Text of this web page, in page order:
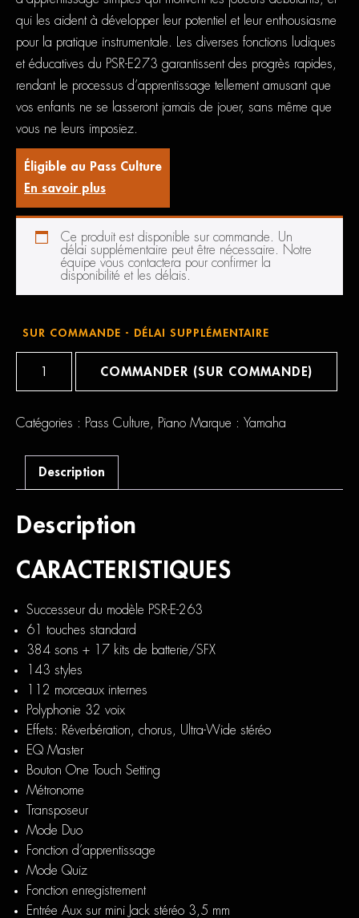
qui les aident à développer leur potentiel et leur enthousiasme
pour la pratique instrumentale. Les diverses fonctions ludiques
et éducatives du PSR-E273 garantissent des progrès rapides,
rendant le processus d’apprentissage tellement amusant que
vos enfants ne se lasseront jamais de jouer, sans même que
vous ne leurs imposiez.
Éligible au Pass Culture
En savoir plus
Ce produit est disponible sur commande. Un
délai supplémentaire peut être nécessaire. Notre
équipe vous contactera pour confirmer la
disponibilité et les délais.
SUR COMMANDE - DÉLAI SUPPLÉMENTAIRE
COMMANDER (SUR COMMANDE)
Catégories : Pass Culture Piano Marque : Yamaha
Description
Description
CARACTERISTIQUES
Successeur du modèle PSR-E-263
61 touches standard
384 sons + 17 kits de batterie/SFX
143 styles
112 morceaux internes
Polyphonie 32 voix
Effets: Réverbération, chorus, Ultra-Wide stéréo
EQ Master
Bouton One Touch Setting
Métronome
Transposeur
Mode Duo
Fonction d’apprentissage
Mode Quiz
Fonction enregistrement
Entrée Aux sur mini Jack stéréo 3,5 mm